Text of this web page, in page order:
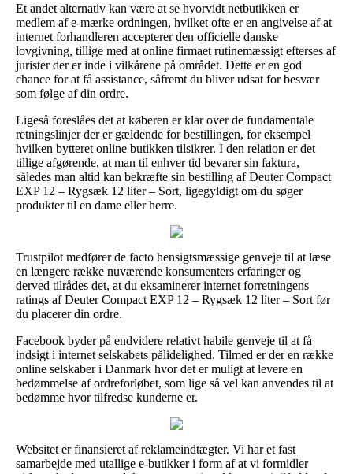
Et andet alternativ kan være at se hvorvidt netbutikken er
medlem af e-mærke ordningen, hvilket ofte er en angivelse af at
internet forhandleren accepterer den officielle danske
lovgivning, tillige med at online firmaet rutinemæssigt efterses af
jurister der er inde i vilkårene på området. Dette er en god
chance for at få assistance, såfremt du bliver udsat for besvær
som følge af din ordre.
Ligeså foreslåes det at køberen er klar over de fundamentale
retningslinjer der er gældende for bestillingen, for eksempel
hvilken bytteret online butikken tilsikrer. I den relation er det
tillige afgørende, at man til enhver tid bevarer sin faktura,
således man altid kan bekræfte sin bestilling af Deuter Compact
EXP 12 – Rygsæk 12 liter – Sort, ligegyldigt om du søger
produkter til en dame eller herre.
Trustpilot medfører de facto hensigtsmæssige genveje til at læse
en længere række nuværende konsumenters erfaringer og
derved tilrådes det, at du eksaminerer internet forretningens
ratings af Deuter Compact EXP 12 – Rygsæk 12 liter – Sort før
du placerer din ordre.
Facebook byder på endvidere relativt habile genveje til at få
indsigt i internet selskabets pålidelighed. Tilmed er der en række
online selskaber i Danmark hvor det er muligt at levere en
bedømmelse af ordreforløbet, som lige så vel kan anvendes til at
bedømme hvor tilfredse kunderne er.
Websitet er finansieret af reklameindtægter. Vi har et fast
samarbejde med utallige e-butikker i form af at vi formidler